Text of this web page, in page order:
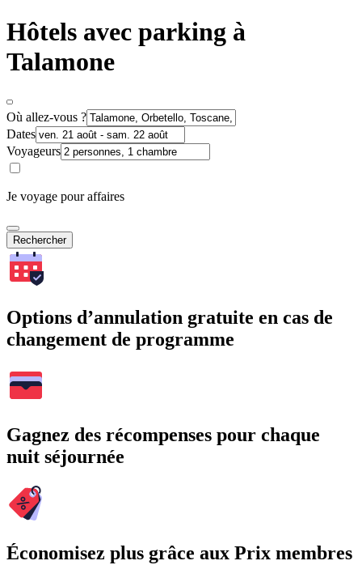
Hôtels avec parking à
Talamone
Où allez-vous ?
Dates
Voyageurs
Je voyage pour affaires
Rechercher
Options d’annulation gratuite en cas de
changement de programme
Gagnez des récompenses pour chaque
nuit séjournée
Économisez plus grâce aux Prix membres